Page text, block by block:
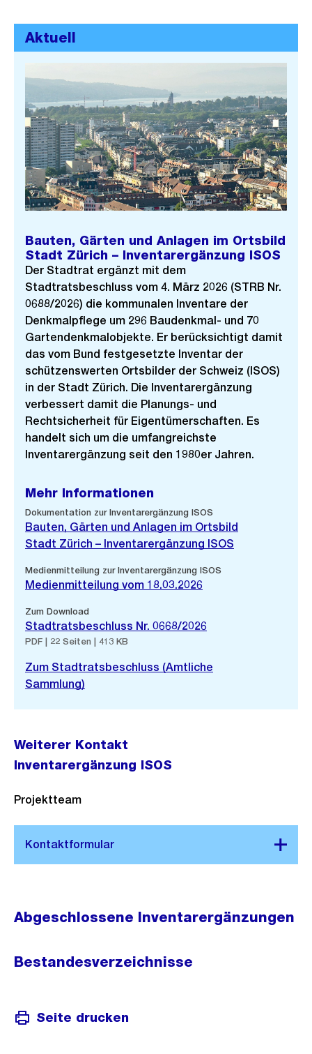
Aktuell
Bauten, Gärten und Anlagen im Ortsbild
Stadt Zürich – Inventarergänzung ISOS
Der Stadtrat ergänzt mit dem
Stadtratsbeschluss vom 4. März 2026 (STRB Nr.
0688/2026) die kommunalen Inventare der
Denkmalpflege um 296 Baudenkmal- und 70
Gartendenkmalobjekte. Er berücksichtigt damit
das vom Bund festgesetzte Inventar der
schützenswerten Ortsbilder der Schweiz (ISOS)
in der Stadt Zürich. Die Inventarergänzung
verbessert damit die Planungs- und
Rechtsicherheit für Eigentümerschaften. Es
handelt sich um die umfangreichste
Inventarergänzung seit den 1980er Jahren.
Mehr Informationen
Dokumentation zur Inventarergänzung ISOS
Bauten, Gärten und Anlagen im Ortsbild
Stadt Zürich – Inventarergänzung ISOS
Medienmitteilung zur Inventarergänzung ISOS
Medienmitteilung vom 18.03.2026
Zum Download
Stadtratsbeschluss Nr. 0668/2026
PDF | 22 Seiten | 413 KB
Zum Stadtratsbeschluss (Amtliche
Sammlung)
Weiterer Kontakt
Inventarergänzung ISOS
Projektteam
Abgeschlossene Inventarergänzungen
Bestandesverzeichnisse
Seite drucken